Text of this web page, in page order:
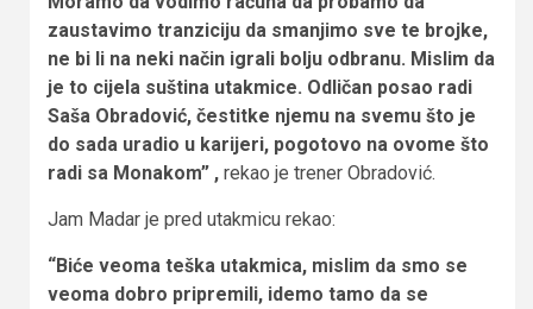
zaustavimo tranziciju da smanjimo sve te brojke,
ne bi li na neki način igrali bolju odbranu. Mislim da
je to cijela suština utakmice. Odličan posao radi
Saša Obradović, čestitke njemu na svemu što je
do sada uradio u karijeri, pogotovo na ovome što
radi sa Monakom” , rekao je trener Obradović.
Jam Madar je pred utakmicu rekao:
“Biće veoma teška utakmica, mislim da smo se
veoma dobro pripremili, idemo tamo da se